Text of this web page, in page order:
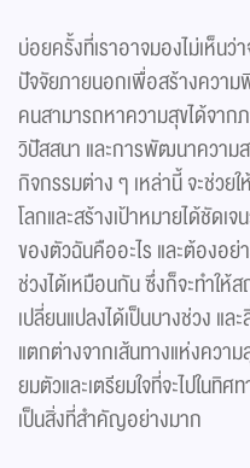
บ่อยครั้งที่เราอาจมองไม่เห็นว่
ปัจจัยภายนอกเพื่อสร้างความ
คนสามารถหาความสุขได้จาก
วิปัสสนา และการพัฒนาความ
กิจกรรมต่าง ๆ เหล่านี้ จะช่วย
โลกและสร้างเป้าหมายได้ชัด
ของตัวฉันคืออะไร และต้องอย่
ช่วงได้เหมือนกัน ซึ่งก็จะทำให้
เปลี่ยนแปลงได้เป็นบางช่วง แ
แตกต่างจากเส้นทางแห่งควา
ยมตัวและเตรียมใจที่จะไปใน
เป็นสิ่งที่สำคัญอย่างมาก